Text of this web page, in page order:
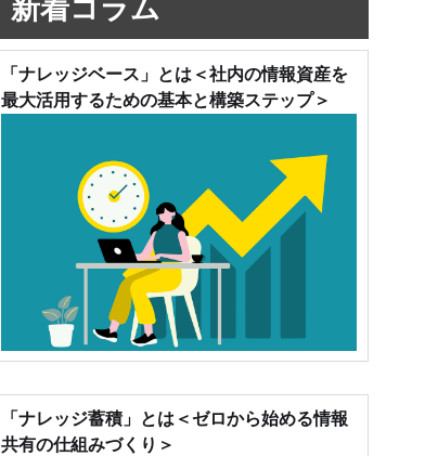
新着コラム
「ナレッジベース」とは＜社内の情報資産を
最大活用するための基本と構築ステップ＞
「ナレッジ蓄積」とは＜ゼロから始める情報
共有の仕組みづくり＞